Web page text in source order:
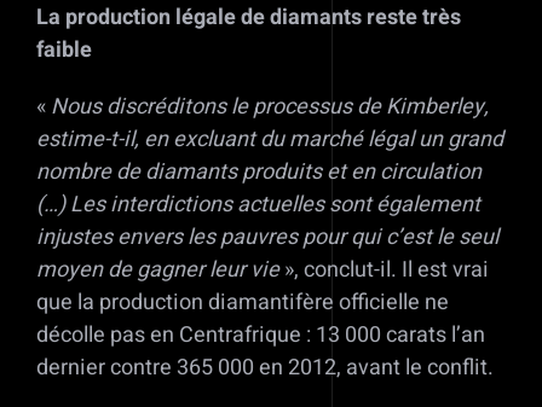
La production légale de diamants reste très
faible
«Nous discréditons le processus de Kimberley,
estime-t-il, en excluant du marché légal un grand
nombre de diamants produits et en circulation
(…) Les interdictions actuelles sont également
injustes envers les pauvres pour qui c’est le seul
moyen de gagner leur vie», conclut-il. Il est vrai
que la production diamantifère officielle ne
décolle pas en Centrafrique : 13 000 carats l’an
dernier contre 365 000 en 2012, avant le conflit.